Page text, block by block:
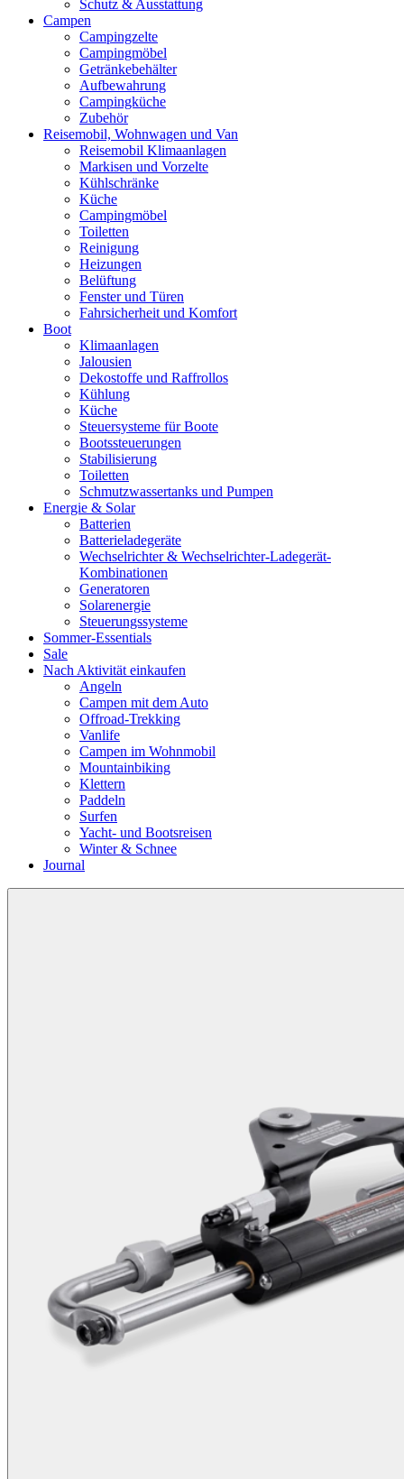
Schutz & Ausstattung
Campen
Campingzelte
Campingmöbel
Getränkebehälter
Aufbewahrung
Campingküche
Zubehör
Reisemobil, Wohnwagen und Van
Reisemobil Klimaanlagen
Markisen und Vorzelte
Kühlschränke
Küche
Campingmöbel
Toiletten
Reinigung
Heizungen
Belüftung
Fenster und Türen
Fahrsicherheit und Komfort
Boot
Klimaanlagen
Jalousien
Dekostoffe und Raffrollos
Kühlung
Küche
Steuersysteme für Boote
Bootssteuerungen
Stabilisierung
Toiletten
Schmutzwassertanks und Pumpen
Energie & Solar
Batterien
Batterieladegeräte
Wechselrichter & Wechselrichter-Ladegerät-
Kombinationen
Generatoren
Solarenergie
Steuerungssysteme
Sommer-Essentials
Sale
Nach Aktivität einkaufen
Angeln
Campen mit dem Auto
Offroad-Trekking
Vanlife
Campen im Wohnmobil
Mountainbiking
Klettern
Paddeln
Surfen
Yacht- und Bootsreisen
Winter & Schnee
Journal